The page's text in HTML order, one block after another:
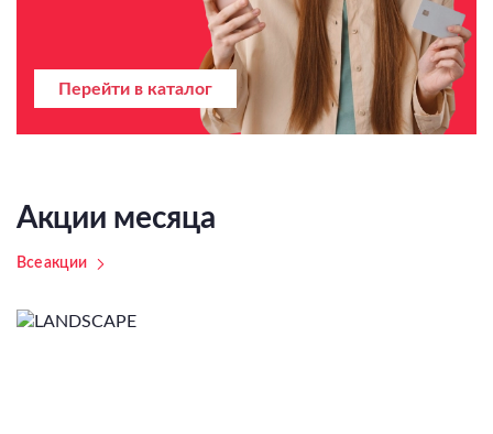
Перейти в каталог
Акции месяца
Все акции